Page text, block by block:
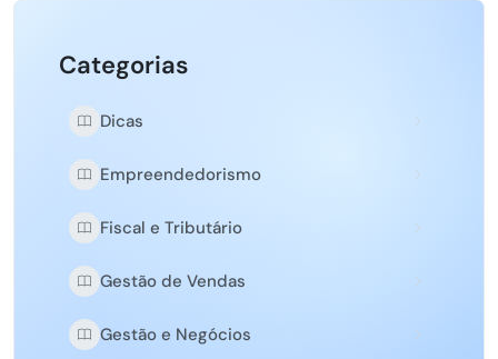
Categorias
Dicas
Empreendedorismo
Fiscal e Tributário
Gestão de Vendas
Gestão e Negócios